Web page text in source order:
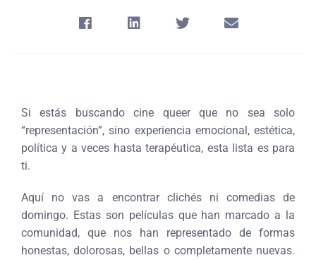
Si estás buscando cine queer que no sea solo
“representación”, sino experiencia emocional, estética,
política y a veces hasta terapéutica, esta lista es para
ti.
Aquí no vas a encontrar clichés ni comedias de
domingo. Estas son películas que han marcado a la
comunidad, que nos han representado de formas
honestas, dolorosas, bellas o completamente nuevas.